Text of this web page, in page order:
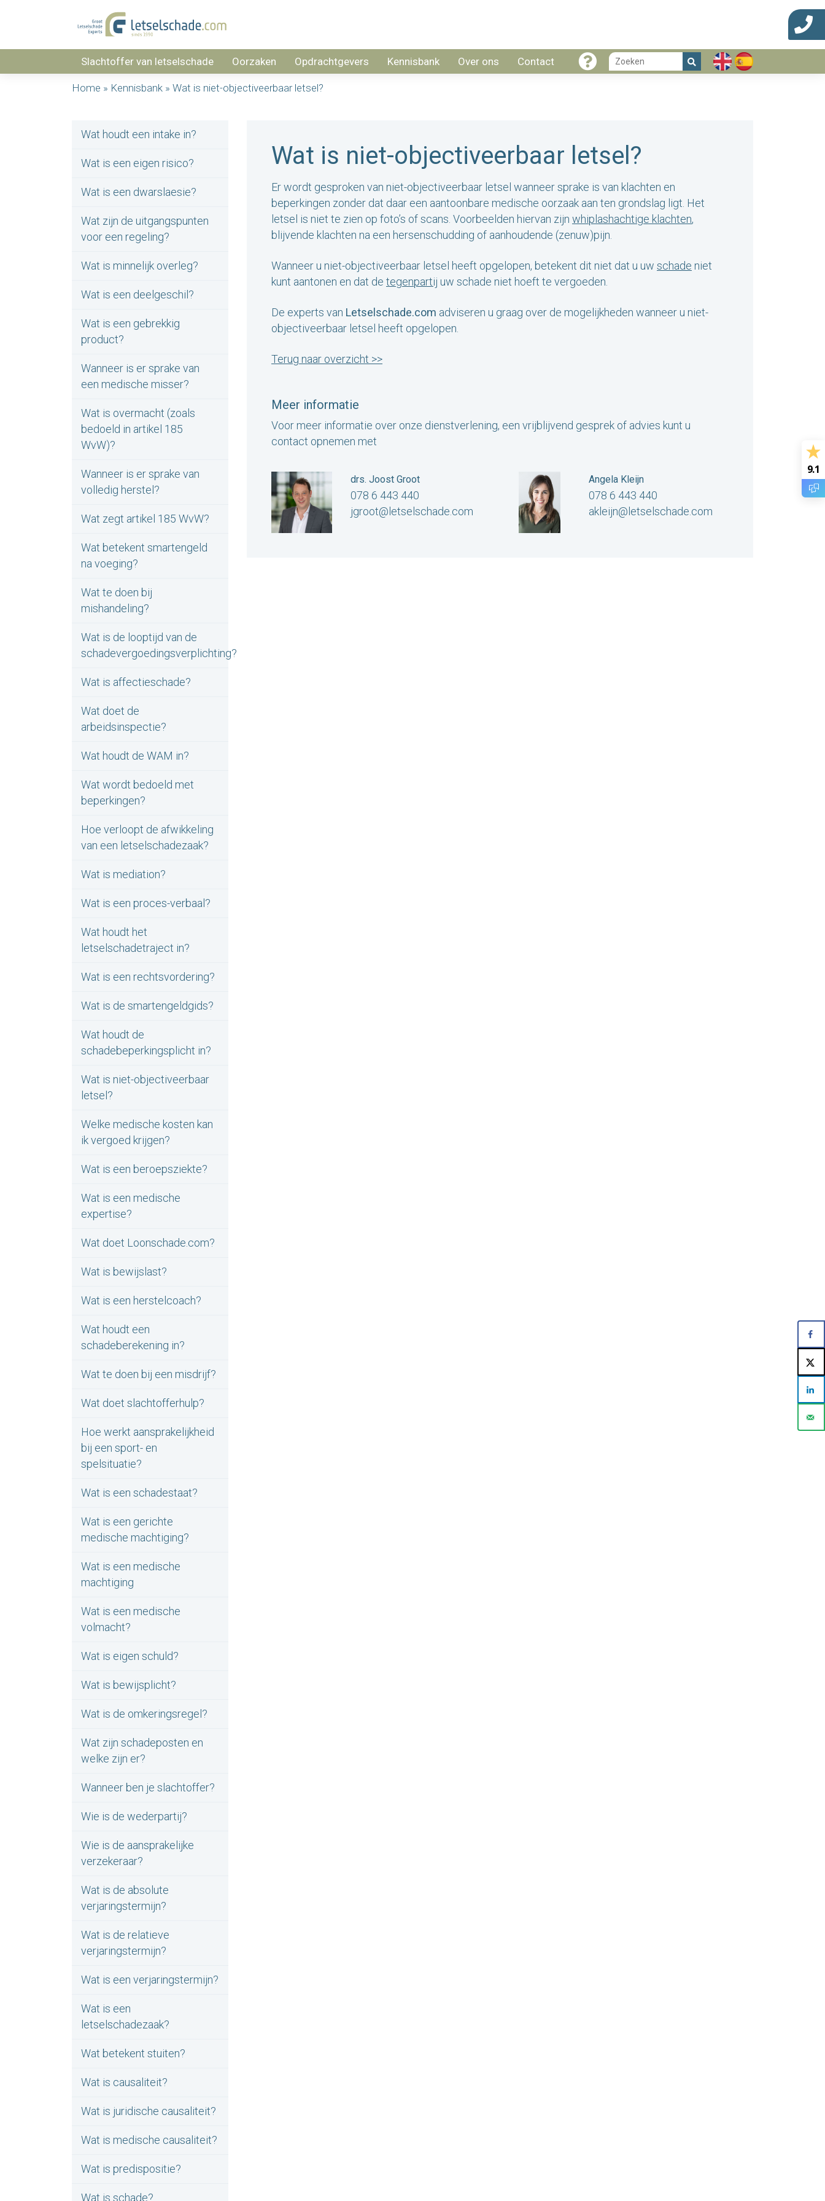
Slachtoffer van letselschade Oorzaken Opdrachtgevers Kennisbank Over ons Contact
Home » Kennisbank » Wat is niet-objectiveerbaar letsel?
Wat houdt een intake in?
Wat is een eigen risico?
Wat is een dwarslaesie?
Wat zijn de uitgangspunten
voor een regeling?
Wat is minnelijk overleg?
Wat is een deelgeschil?
Wat is een gebrekkig
product?
Wanneer is er sprake van
een medische misser?
Wat is overmacht (zoals
bedoeld in artikel 185
WvW)?
Wanneer is er sprake van
volledig herstel?
Wat zegt artikel 185 WvW?
Wat betekent smartengeld
na voeging?
Wat te doen bij
mishandeling?
Wat is de looptijd van de
schadevergoedingsverplichting?
Wat is affectieschade?
Wat doet de
arbeidsinspectie?
Wat houdt de WAM in?
Wat wordt bedoeld met
beperkingen?
Hoe verloopt de afwikkeling
van een letselschadezaak?
Wat is mediation?
Wat is een proces-verbaal?
Wat houdt het
letselschadetraject in?
Wat is een rechtsvordering?
Wat is de smartengeldgids?
Wat houdt de
schadebeperkingsplicht in?
Wat is niet-objectiveerbaar
letsel?
Welke medische kosten kan
ik vergoed krijgen?
Wat is een beroepsziekte?
Wat is een medische
expertise?
Wat doet Loonschade.com?
Wat is bewijslast?
Wat is een herstelcoach?
Wat houdt een
schadeberekening in?
Wat te doen bij een misdrijf?
Wat doet slachtofferhulp?
Hoe werkt aansprakelijkheid
bij een sport- en
spelsituatie?
Wat is een schadestaat?
Wat is een gerichte
medische machtiging?
Wat is een medische
machtiging
Wat is een medische
volmacht?
Wat is eigen schuld?
Wat is bewijsplicht?
Wat is de omkeringsregel?
Wat zijn schadeposten en
welke zijn er?
Wanneer ben je slachtoffer?
Wie is de wederpartij?
Wie is de aansprakelijke
verzekeraar?
Wat is de absolute
verjaringstermijn?
Wat is de relatieve
verjaringstermijn?
Wat is een verjaringstermijn?
Wat is een
letselschadezaak?
Wat betekent stuiten?
Wat is causaliteit?
Wat is juridische causaliteit?
Wat is medische causaliteit?
Wat is predispositie?
Wat is schade?
Wat is niet-objectiveerbaar letsel?
Er wordt gesproken van niet-objectiveerbaar letsel wanneer sprake is van klachten en
beperkingen zonder dat daar een aantoonbare medische oorzaak aan ten grondslag ligt. Het
letsel is niet te zien op foto’s of scans. Voorbeelden hiervan zijn whiplashachtige klachten,
blijvende klachten na een hersenschudding of aanhoudende (zenuw)pijn.
Wanneer u niet-objectiveerbaar letsel heeft opgelopen, betekent dit niet dat u uw schade niet
kunt aantonen en dat de tegenpartij uw schade niet hoeft te vergoeden.
De experts van Letselschade.com adviseren u graag over de mogelijkheden wanneer u niet-
objectiveerbaar letsel heeft opgelopen.
Terug naar overzicht >>
Meer informatie
Voor meer informatie over onze dienstverlening, een vrijblijvend gesprek of advies kunt u
contact opnemen met
drs. Joost Groot
078 6 443 440
jgroot@letselschade.com
Angela Kleijn
078 6 443 440
akleijn@letselschade.com
9.1